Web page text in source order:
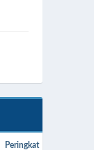
Peringkat